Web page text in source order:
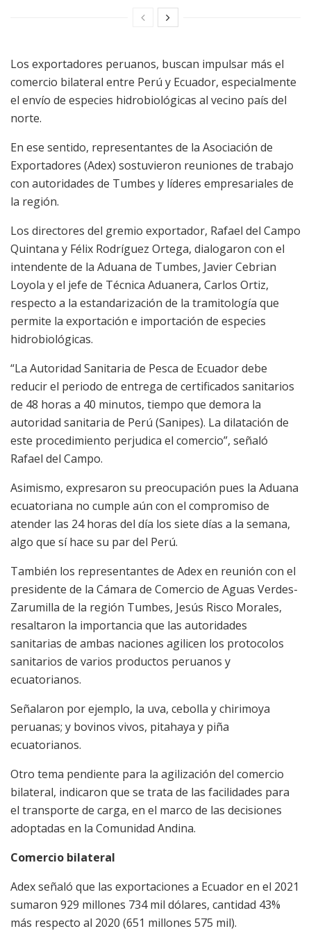
Los exportadores peruanos, buscan impulsar más el
comercio bilateral entre Perú y Ecuador, especialmente
el envío de especies hidrobiológicas al vecino país del
norte.
En ese sentido, representantes de la Asociación de
Exportadores (Adex) sostuvieron reuniones de trabajo
con autoridades de Tumbes y líderes empresariales de
la región.
Los directores del gremio exportador, Rafael del Campo
Quintana y Félix Rodríguez Ortega, dialogaron con el
intendente de la Aduana de Tumbes, Javier Cebrian
Loyola y el jefe de Técnica Aduanera, Carlos Ortiz,
respecto a la estandarización de la tramitología que
permite la exportación e importación de especies
hidrobiológicas.
“La Autoridad Sanitaria de Pesca de Ecuador debe
reducir el periodo de entrega de certificados sanitarios
de 48 horas a 40 minutos, tiempo que demora la
autoridad sanitaria de Perú (Sanipes). La dilatación de
este procedimiento perjudica el comercio”, señaló
Rafael del Campo.
Asimismo, expresaron su preocupación pues la Aduana
ecuatoriana no cumple aún con el compromiso de
atender las 24 horas del día los siete días a la semana,
algo que sí hace su par del Perú.
También los representantes de Adex en reunión con el
presidente de la Cámara de Comercio de Aguas Verdes-
Zarumilla de la región Tumbes, Jesús Risco Morales,
resaltaron la importancia que las autoridades
sanitarias de ambas naciones agilicen los protocolos
sanitarios de varios productos peruanos y
ecuatorianos.
Señalaron por ejemplo, la uva, cebolla y chirimoya
peruanas; y bovinos vivos, pitahaya y piña
ecuatorianos.
Otro tema pendiente para la agilización del comercio
bilateral, indicaron que se trata de las facilidades para
el transporte de carga, en el marco de las decisiones
adoptadas en la Comunidad Andina.
Comercio bilateral
Adex señaló que las exportaciones a Ecuador en el 2021
sumaron 929 millones 734 mil dólares, cantidad 43%
más respecto al 2020 (651 millones 575 mil).